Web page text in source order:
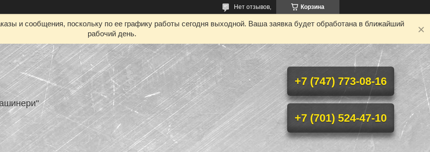
Корзина
Нет отзывов,
и сообщения, поскольку по ее графику работы сегодня выходной. Ваша заявка будет обработана в ближайший
рабочий день.
+7 (747) 773-08-16
+7 (701) 524-47-10